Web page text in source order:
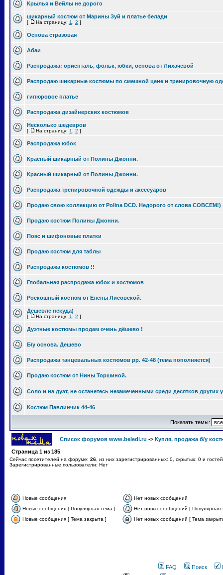
Крылья и Вейлы не дорого
шикарный костюм от Марины Зуй и платье белади
[ На страницу: 1 2 ]
Основа стразовая
Абаи
Распродажа: ориенталь, фольк, юбки, основа от Лихачевой
Распродаю шикарные костюмы по смешной цене и тренировочную
гипюровое платье
Распродажа дизайнерских костюмов
Несколько шедевров
[ На страницу: 1 2 ]
Распродажа юбок
Красный шикарный от Полины Джонни.
Красный шикарный от Полины Джонни.
Распродажа тренировочной одежды и аксесуаров
Продаю свою коллекцию от Polina DCD. Недорого от слова СОВСЕМ!)
Продаю костюм Полины Джонни.
Пояс и шифоновые платки
Продаю костюм для таблы
Распродажа костюмов !!
Глобальная распродажа юбок и костюмов
Роскошный костюм от Елены Лисовской.
Дешевле некуда)
[ На страницу: 1 2 ]
Дуэтные костюмы продам очень дёшево !
Б/у основа. Дешево
Распродажа танцевальных костюмов рр. 42-48 (тема пополняется)
Продаю костюм от Нины Торшиной.
Соло и на дуэт, не останетесь незамеченными среди десятков других
Костюм Павлинчик 44-46
Показать темы:
Список форумов www.beledi.ru -> Купля, продажа б/у
Страница 1 из 185
Сейчас посетителей на форуме: 26 , из них зарегистрированных: 0, скрытых: 0 и
Зарегистрированные пользователи: Нет
Новые сообщения
Нет новых сообщений
Новые сообщения [ Популярная тема ]
Нет новых сообщений [ Популярная
Новые сообщения [ Тема закрыта ]
Нет новых сообщений [ Тема
FAQ Поиск